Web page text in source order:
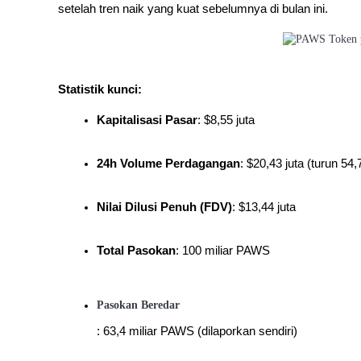
Menjadi Pedagang Salinan
Nikmati pembagian keuntungan dan komisi copy trading
Informasi
setelah tren naik yang kuat sebelumnya di bulan ini.
Statistik kunci:
Kapitalisasi Pasar: $8,55 juta
24h Volume Perdagangan: $20,43 juta (turun
Nilai Dilusi Penuh (FDV): $13,44 juta
Total Pasokan: 100 miliar PAWS
Pasokan Beredar
: 63,4 miliar PAWS (dilaporkan sendiri)